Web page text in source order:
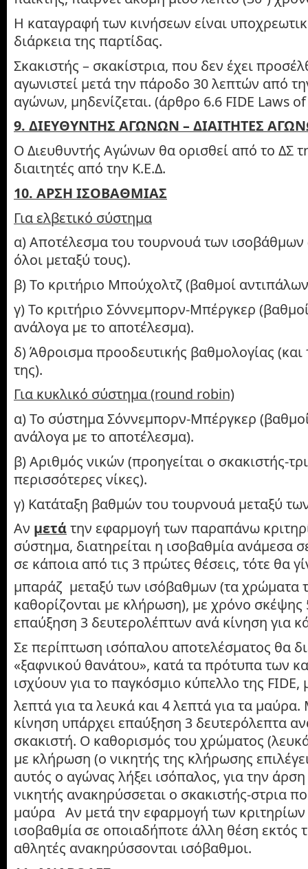
Η καταγραφή των κινήσεων είναι
διάρκεια της παρτίδας.
Σκακιστής – σκακίστρια, που δεν έχει
αγωνιστεί μετά την πάροδο 30 λεπτών από
αγώνων, μηδενίζεται. (άρθρο 6.6 FIDE Laws of
9. ΔΙΕΥΘΥΝΤΗΣ ΑΓΩΝΩΝ – ΔΙΑΙΤΗΤΕΣ
Ο Διευθυντής Αγώνων θα ορισθεί από το ΔΣ
διαιτητές από την Κ.Ε.Δ.
10. ΑΡΣΗ ΙΣΟΒΑΘΜΙΑΣ
Για ελβετικό σύστημα
α) Αποτέλεσμα του τουρνουά των ισοβάθμων
όλοι μεταξύ τους).
β) Το κριτήριο Μπούχολτζ (βαθμοί
γ) Το κριτήριο Σόννεμπορν-Μπέργκερ
ανάλογα με το αποτέλεσμα).
δ) Άθροισμα προοδευτικής βαθμολογίας (και
της).
Για κυκλικό σύστημα (round robin)
α) Το σύστημα Σόννεμπορν-Μπέργκερ
ανάλογα με το αποτέλεσμα).
β) Αριθμός νικών (προηγείται ο σκακιστής-
περισσότερες νίκες).
γ) Κατάταξη βαθμών του τουρνουά μεταξύ
Αν μετάτην εφαρμογή των παραπάνω
σύστημα, διατηρείται η ισοβαθμία ανάμεσα
σε κάποια από τις 3 πρώτες θέσεις, τότε θα
μπαράζ μεταξύ των ισόβαθμων (τα χρώματα
καθορίζονται με κλήρωση), με χρόνο σκέψης
επαύξηση 3 δευτερολέπτων ανά κίνηση για
Σε περίπτωση ισόπαλου αποτελέσματος θα
«ξαφνικού θανάτου», κατά τα πρότυπα των
ισχύουν για το παγκόσμιο κύπελλο της
λεπτά για τα λευκά και 4 λεπτά για τα
κίνηση υπάρχει επαύξηση 3 δευτερόλεπτα
σκακιστή. Ο καθορισμός του χρώματος
με κλήρωση (ο νικητής της κλήρωσης
αυτός ο αγώνας λήξει ισόπαλος, για την
νικητής ανακηρύσσεται ο σκακιστής-στρια
μαύρα Αν μετά την εφαρμογή των κριτηρίων
ισοβαθμία σε οποιαδήποτε άλλη θέση εκτός
αθλητές ανακηρύσσονται ισόβαθμοι.